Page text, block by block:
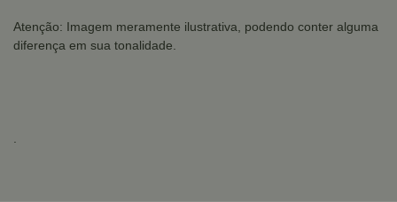
Atenção: Imagem meramente ilustrativa, podendo conter alguma
diferença em sua tonalidade.